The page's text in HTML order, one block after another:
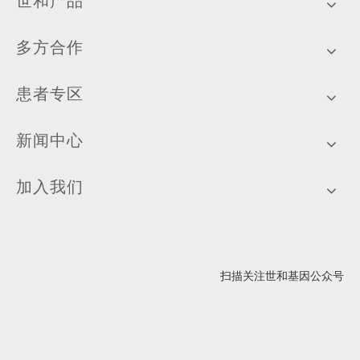
多方合作
患者专区
新闻中心
加入我们
扫描关注世和基因公众号